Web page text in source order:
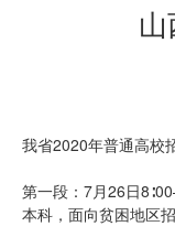
我省2020年普通高校
第一段：7月26日
本科，面向贫困地区